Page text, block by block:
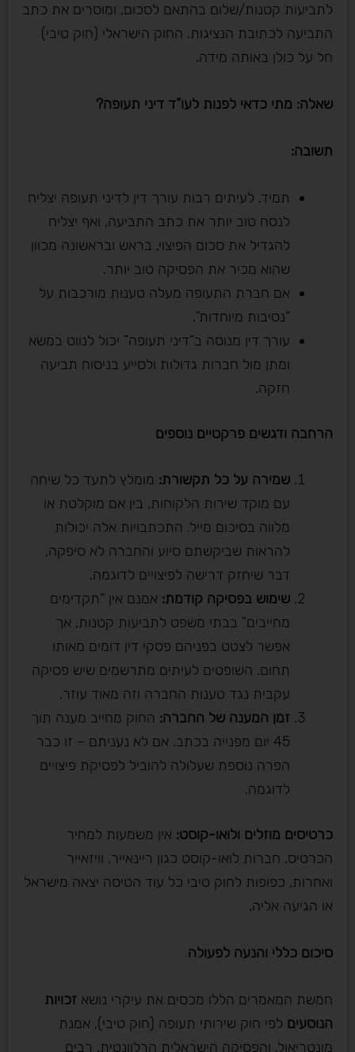
לתביעות קטנות/שלום בהתאם לסכום, ומוסרים את כתב
התביעה לכתובת הנציגות. החוק הישראלי (חוק טיבי)
חל על כולן באותה מידה.
שאלה: מתי כדאי לפנות לעו”ד דיני תעופה?
תשובה:
תמיד, לעיתים רבות עורך דין לדיני תעופה יצליח
לנסח טוב יותר את כתב התביעה, ואף יצליח
להגדיל את סכום הפיצוי, בראש ובראשונה מכוון
שהוא מכיר את הפסיקה טוב יותר.
אם חברת התעופה מעלה טענות מורכבות על
“נסיבות מיוחדות”.
עורך דין מנוסה ב”דיני תעופה” יכול לנווט במשא
ומתן מול חברות גדולות ולסייע בניסוח תביעה
חזקה.
הרחבה ודגשים פרקטיים נוספים
שמירה על כל תקשורת: מומלץ לתעד כל שיחה
עם מוקד שירות הלקוחות, בין אם מוקלטת או
מלווה בסיכום מייל. התכתבויות אלה יכולות
להראות שביקשתם סיוע והחברה לא סיפקה,
דבר שיחזק דרישה לפיצויים לדוגמה.
שימוש בפסיקה קודמת: אמנם אין “תקדימים
מחייבים” בבתי משפט לתביעות קטנות, אך
אפשר לצטט בפניהם פסקי דין דומים מאותו
תחום. השופטים לעיתים מתרשמים שיש פסיקה
עקבית נגד טענות החברה וזה מאוד עוזר.
זמן המענה של החברה: החוק מחייב מענה תוך
45 יום מפנייה בכתב. אם לא נעניתם – זו כבר
הפרה נוספת שעלולה להוביל לפסיקת פיצויים
לדוגמה.
כרטיסים מוזלים ולואו-קוסט: אין משמעות למחיר
הכרטיס. חברות לואו-קוסט כגון ריינאייר, וויזאייר
ואחרות, כפופות לחוק טיבי כל עוד הטיסה יצאה מישראל
או הגיעה אליה.
סיכום כללי והנעה לפעולה
חמשת המאמרים הללו מכסים את עיקרי נושא זכויות
הנוסעים לפי חוק שירותי תעופה (חוק טיבי), אמנת
מונטריאול, והפסיקה הישראלית הרלוונטית. רבים